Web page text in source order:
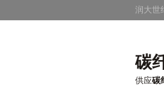
润大世
碳
供应碳